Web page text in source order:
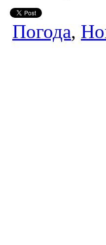
Погода,